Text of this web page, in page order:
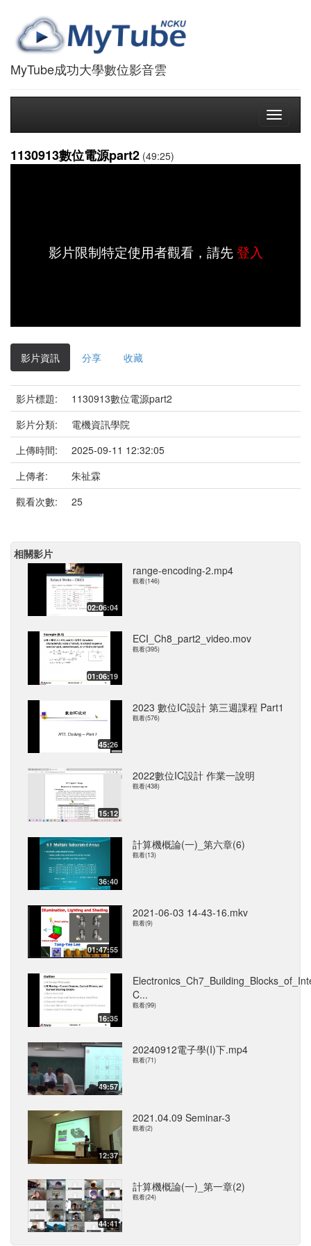
MyTube成功大學數位影音雲
Toggle
1130913數位電源part2 (49:25)
影片限制特定使用者觀看，請先登入
影片資訊 分享 收藏
影片標題:
1130913數位電源part2
影片分類:
電機資訊學院
上傳時間:
2025-09-11 12:32:05
上傳者:
朱祉霖
觀看次數:
25
相關影片
02:06:04
range-encoding-2.mp4
觀看(146)
01:06:19
ECI_Ch8_part2_video.mov
觀看(395)
45:26
2023 數位IC設計 第三週課程 Part1
觀看(576)
15:12
2022數位IC設計 作業一說明
觀看(438)
36:40
計算機概論(一)_第六章(6)
觀看(13)
01:47:55
2021-06-03 14-43-16.mkv
觀看(9)
16:35
C...
觀看(99)
49:57
20240912電子學(I)下.mp4
觀看(71)
12:37
2021.04.09 Seminar-3
觀看(2)
44:41
計算機概論(一)_第一章(2)
觀看(24)